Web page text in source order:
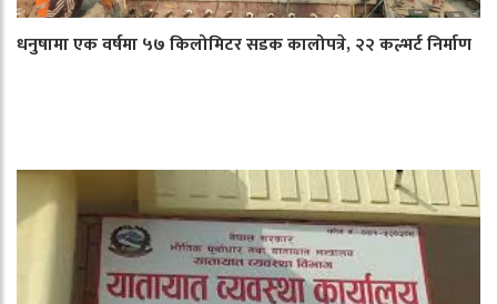
धनुषामा एक वर्षमा ५७ किलोमिटर सडक कालोपत्रे, २२ कल्भर्ट निर्माण